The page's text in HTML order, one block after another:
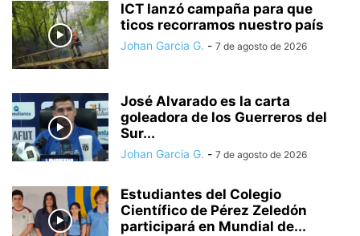
ICT lanzó campaña para que
ticos recorramos nuestro país
Johan Garcia G. - 7 de agosto de 2026
José Alvarado es la carta
goleadora de los Guerreros del
Sur...
Johan Garcia G. - 7 de agosto de 2026
Estudiantes del Colegio
Científico de Pérez Zeledón
participará en Mundial de...